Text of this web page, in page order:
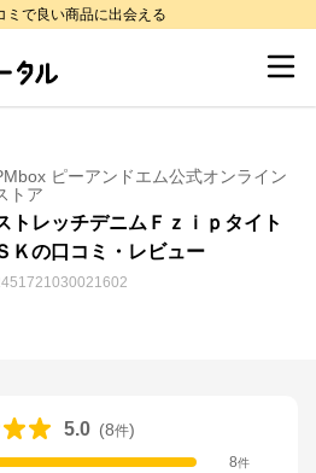
ミで良い商品に出会える
ピーアンドエム公式オンライン
トア
トレッチデニムＦｚｉｐタイト
Ｋの口コミ・レビュー
5.0 (8件)
8件